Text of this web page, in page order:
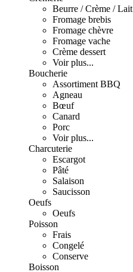
Beurre / Crème / Lait
Fromage brebis
Fromage chèvre
Fromage vache
Crème dessert
Voir plus...
Boucherie
Assortiment BBQ
Agneau
Bœuf
Canard
Porc
Voir plus...
Charcuterie
Escargot
Pâté
Salaison
Saucisson
Oeufs
Oeufs
Poisson
Frais
Congelé
Conserve
Boisson